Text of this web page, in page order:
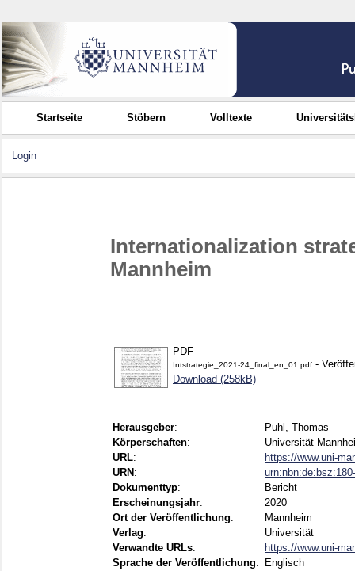
Startseite Stöbern Volltexte
Login
Internationalization
Mannheim
PDF
Intstrategie_2021-24_final_en_01.pdf -
Download (258kB)
Herausgeber:
Puhl, Thomas
Körperschaften:
Universität
URL:
https://www.uni-
URN :
Dokumenttyp:
Bericht
Erscheinungsjahr:
2020
Ort der Veröffentlichung:
Mannheim
Verlag:
Universität
Verwandte URLs:
https://www.uni-
Sprache der Veröffentlichung:
Englisch